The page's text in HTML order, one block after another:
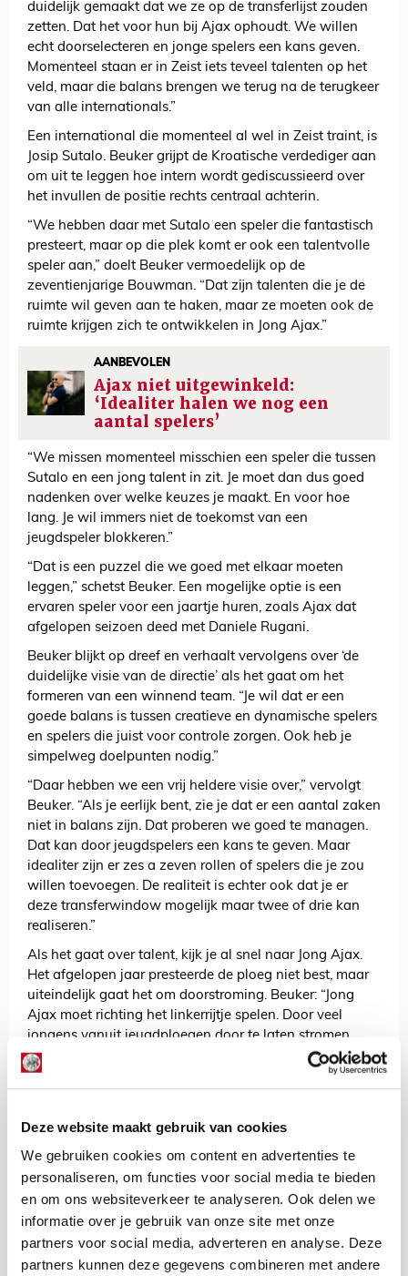
Deze website maakt gebruik van cookies
We gebruiken cookies om content en advertenties te
personaliseren, om functies voor social media te bieden
en om ons websiteverkeer te analyseren. Ook delen we
informatie over je gebruik van onze site met onze
partners voor social media, adverteren en analyse. Deze
partners kunnen deze gegevens combineren met andere
duidelijk gemaakt dat we ze op de transferlijst zouden
zetten. Dat het voor hun bij Ajax ophoudt. We willen
echt doorselecteren en jonge spelers een kans geven.
Momenteel staan er in Zeist iets teveel talenten op het
veld, maar die balans brengen we terug na de terugkeer
van alle internationals.”
Een international die momenteel al wel in Zeist traint, is
Josip Sutalo. Beuker grijpt de Kroatische verdediger aan
om uit te leggen hoe intern wordt gediscussieerd over
het invullen de positie rechts centraal achterin.
“We hebben daar met Sutalo een speler die fantastisch
presteert, maar op die plek komt er ook een talentvolle
speler aan,” doelt Beuker vermoedelijk op de
zeventienjarige Bouwman. “Dat zijn talenten die je de
ruimte wil geven aan te haken, maar ze moeten ook de
ruimte krijgen zich te ontwikkelen in Jong Ajax.”
AANBEVOLEN
Ajax niet uitgewinkeld:
‘Idealiter halen we nog een
aantal spelers’
“We missen momenteel misschien een speler die tussen
Sutalo en een jong talent in zit. Je moet dan dus goed
nadenken over welke keuzes je maakt. En voor hoe
lang. Je wil immers niet de toekomst van een
jeugdspeler blokkeren.”
“Dat is een puzzel die we goed met elkaar moeten
leggen,” schetst Beuker. Een mogelijke optie is een
ervaren speler voor een jaartje huren, zoals Ajax dat
afgelopen seizoen deed met Daniele Rugani.
Beuker blijkt op dreef en verhaalt vervolgens over ‘de
duidelijke visie van de directie’ als het gaat om het
formeren van een winnend team. “Je wil dat er een
goede balans is tussen creatieve en dynamische spelers
en spelers die juist voor controle zorgen. Ook heb je
simpelweg doelpunten nodig.”
“Daar hebben we een vrij heldere visie over,” vervolgt
Beuker. “Als je eerlijk bent, zie je dat er een aantal zaken
niet in balans zijn. Dat proberen we goed te managen.
Dat kan door jeugdspelers een kans te geven. Maar
idealiter zijn er zes a zeven rollen of spelers die je zou
willen toevoegen. De realiteit is echter ook dat je er
deze transferwindow mogelijk maar twee of drie kan
realiseren.”
Als het gaat over talent, kijk je al snel naar Jong Ajax.
Het afgelopen jaar presteerde de ploeg niet best, maar
uiteindelijk gaat het om doorstroming. Beuker: “Jong
Ajax moet richting het linkerrijtje spelen. Door veel
jongens vanuit jeugdploegen door te laten stromen,
krijgt Jong Ajax een goede kwaliteitsimpuls.”
“Er staat een grote, maar wel jonge groep,” vervolgt
We zijn blij dat we nu al het Jong Ajax van over twee
Toch zijn er ook talenten die veel te vroeg bij Ajax
vertrekken. Kroes baalt daar vanzelfsprekend van, maar
weet ook hoe de voetbalwereld werkt. “Daarin moet je
ook reëel zijn en je plek in de piramide kennen. Als de
echte grote clubs langskomen om talent weg te halen,